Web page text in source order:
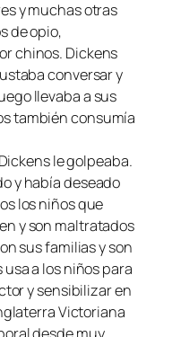
y muchas otras
de opio,
chinos. Dickens
conversar y
llevaba a sus
también consumía
le golpeaba.
y había deseado
los niños que
y son maltratados
sus familias y son
a los niños para
y sensibilizar en
Victoriana